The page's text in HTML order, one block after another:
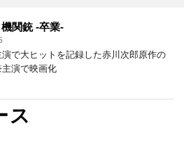
関銃 -卒業-
で大ヒットを記録した赤川次郎原作の
演で映画化
ス